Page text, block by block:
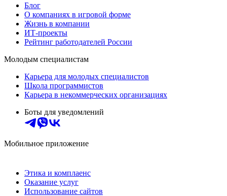
Блог
О компаниях в игровой форме
Жизнь в компании
ИТ-проекты
Рейтинг работодателей России
Молодым специалистам
Карьера для молодых специалистов
Школа программистов
Карьера в некоммерческих организациях
Боты для уведомлений
Мобильное приложение
Этика и комплаенс
Оказание услуг
Использование сайтов